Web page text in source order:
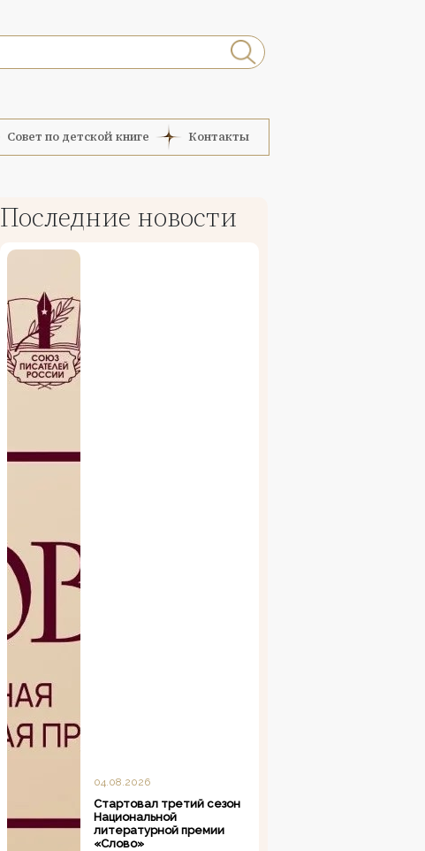
Совет по детской книге Контакты
Последние новости
04.08.2026
Стартовал третий сезон
Национальной
литературной премии
«Слово»